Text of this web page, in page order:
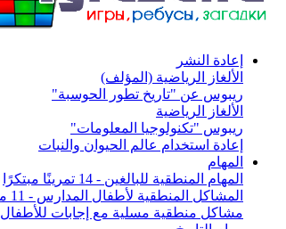
إعادة النشر
الألغاز الرياضية (المؤلف)
ريبوس عن "تاريخ تطور الحوسبة"
الألغاز الرياضية
ريبوس "تكنولوجيا المعلومات"
إعادة استخدام عالم الحيوان والنبات
المهام
المهام المنطقية للبالغين - 14 تمرينًا مبتكرًا
المشاكل المنطقية لأطفال المدارس - 11 مهمة براعة
مشاكل منطقية مسلية مع إجابات للأطفال